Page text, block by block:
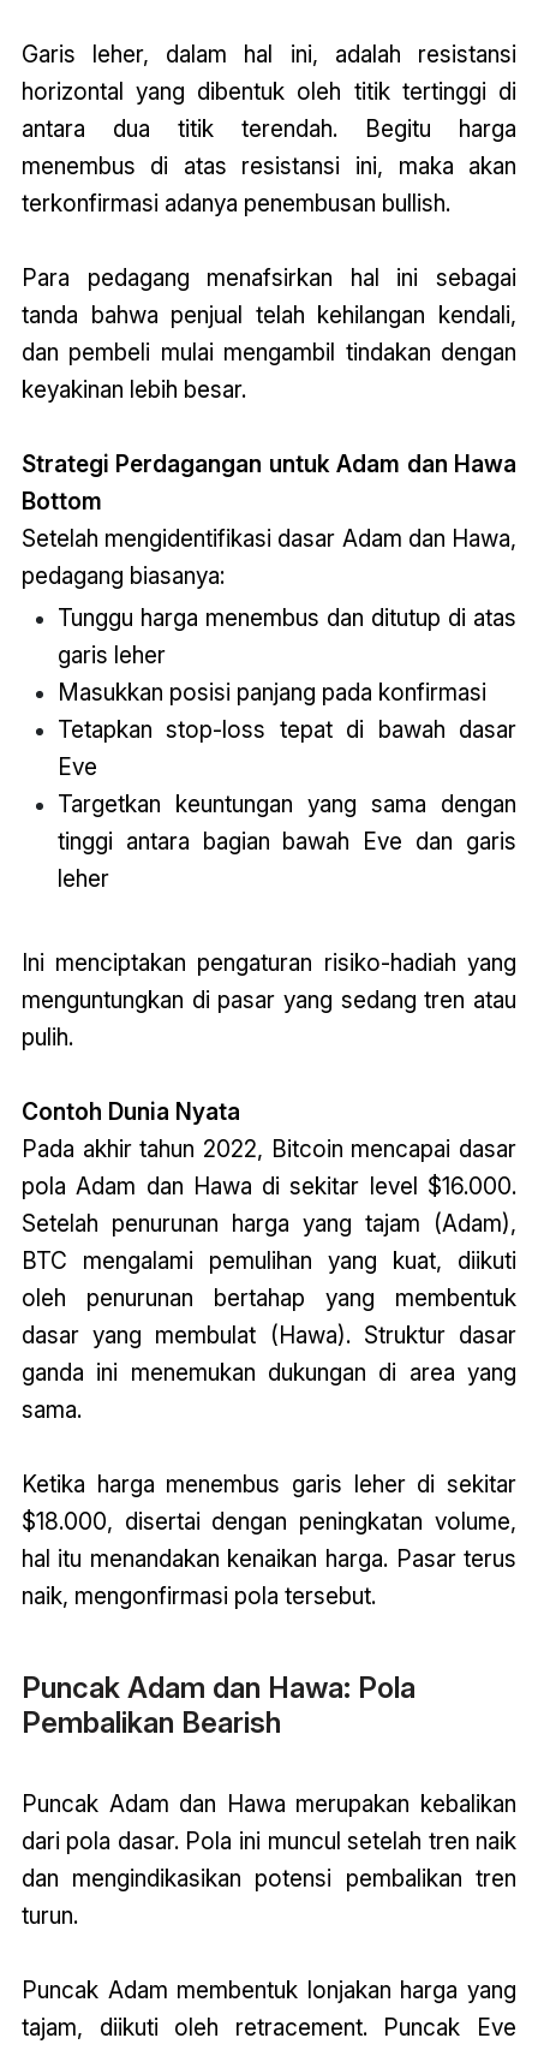
Garis leher, dalam hal ini, adalah resistansi
horizontal yang dibentuk oleh titik tertinggi di
antara dua titik terendah. Begitu harga
menembus di atas resistansi ini, maka akan
terkonfirmasi adanya penembusan bullish.
Para pedagang menafsirkan hal ini sebagai
tanda bahwa penjual telah kehilangan kendali,
dan pembeli mulai mengambil tindakan dengan
keyakinan lebih besar.
Strategi Perdagangan untuk Adam dan Hawa
Bottom
Setelah mengidentifikasi dasar Adam dan Hawa,
pedagang biasanya:
Tunggu harga menembus dan ditutup di atas
garis leher
Masukkan posisi panjang pada konfirmasi
Tetapkan stop-loss tepat di bawah dasar
Eve
Targetkan keuntungan yang sama dengan
tinggi antara bagian bawah Eve dan garis
leher
Ini menciptakan pengaturan risiko-hadiah yang
menguntungkan di pasar yang sedang tren atau
pulih.
Contoh Dunia Nyata
Pada akhir tahun 2022, Bitcoin mencapai dasar
pola Adam dan Hawa di sekitar level $16.000.
Setelah penurunan harga yang tajam (Adam),
BTC mengalami pemulihan yang kuat, diikuti
oleh penurunan bertahap yang membentuk
dasar yang membulat (Hawa). Struktur dasar
ganda ini menemukan dukungan di area yang
sama.
Ketika harga menembus garis leher di sekitar
$18.000, disertai dengan peningkatan volume,
hal itu menandakan kenaikan harga. Pasar terus
naik, mengonfirmasi pola tersebut.
Puncak Adam dan Hawa: Pola
Pembalikan Bearish
Puncak Adam dan Hawa merupakan kebalikan
dari pola dasar. Pola ini muncul setelah tren naik
dan mengindikasikan potensi pembalikan tren
turun.
Puncak Adam membentuk lonjakan harga yang
tajam, diikuti oleh retracement. Puncak Eve